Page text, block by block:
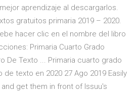
aprendizaje al descargarlos.
gratuitos primaria 2019 – 2020.
hacer clic en el nombre del libro
Primaria Cuarto Grado
De Texto ... Primaria cuarto grado
texto en 2020 27 Ago 2019 Easily
get them in front of Issuu's